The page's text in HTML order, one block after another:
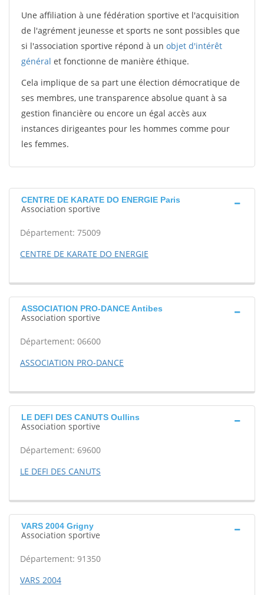
Une affiliation à une fédération sportive et l'acquisition
de l'agrément jeunesse et sports ne sont possibles que
si l'association sportive répond à un objet d'intérêt
général et fonctionne de manière éthique.
Cela implique de sa part une élection démocratique de
ses membres, une transparence absolue quant à sa
gestion financière ou encore un égal accès aux
instances dirigeantes pour les hommes comme pour
les femmes.
CENTRE DE KARATE DO ENERGIE Paris
Association sportive
Département: 75009
CENTRE DE KARATE DO ENERGIE
ASSOCIATION PRO-DANCE Antibes
Association sportive
Département: 06600
ASSOCIATION PRO-DANCE
LE DEFI DES CANUTS Oullins
Association sportive
Département: 69600
LE DEFI DES CANUTS
VARS 2004 Grigny
Association sportive
Département: 91350
VARS 2004